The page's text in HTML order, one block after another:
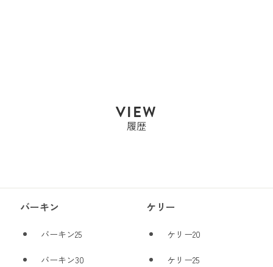
VIEW
履歴
バーキン
バーキン25
バーキン30
ケリー
ケリー20
ケリー25